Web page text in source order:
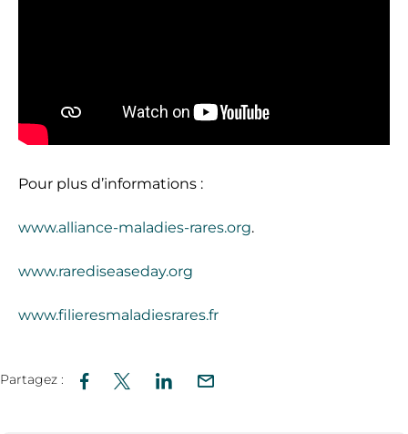
Pour plus d’informations :
www.alliance-maladies-rares.org.
www.rarediseaseday.org
www.filieresmaladiesrares.fr
Partagez :